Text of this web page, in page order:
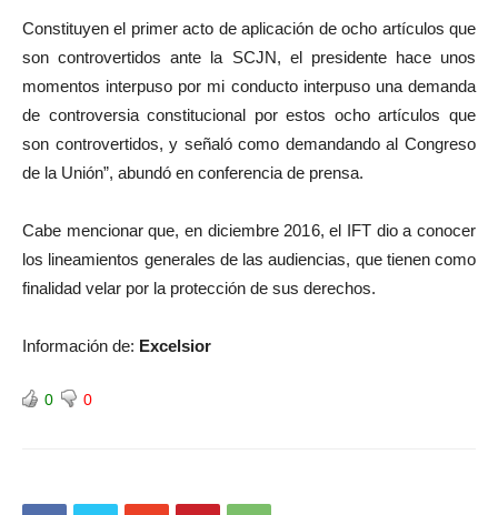
Constituyen el primer acto de aplicación de ocho artículos que
son controvertidos ante la SCJN, el presidente hace unos
momentos interpuso por mi conducto interpuso una demanda
de controversia constitucional por estos ocho artículos que
son controvertidos, y señaló como demandando al Congreso
de la Unión”, abundó en conferencia de prensa.
Cabe mencionar que, en diciembre 2016, el IFT dio a conocer
los lineamientos generales de las audiencias, que tienen como
finalidad velar por la protección de sus derechos.
Información de: Excelsior
0 0